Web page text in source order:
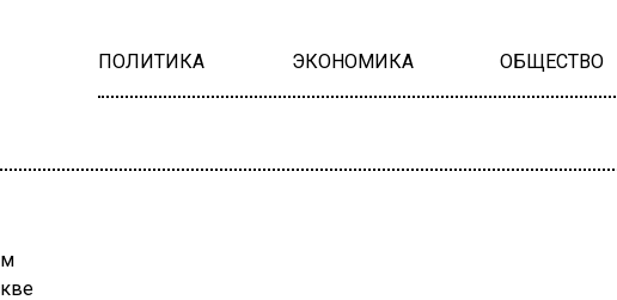
ПОЛИТИКА ЭКОНОМИКА ОБЩЕСТВО